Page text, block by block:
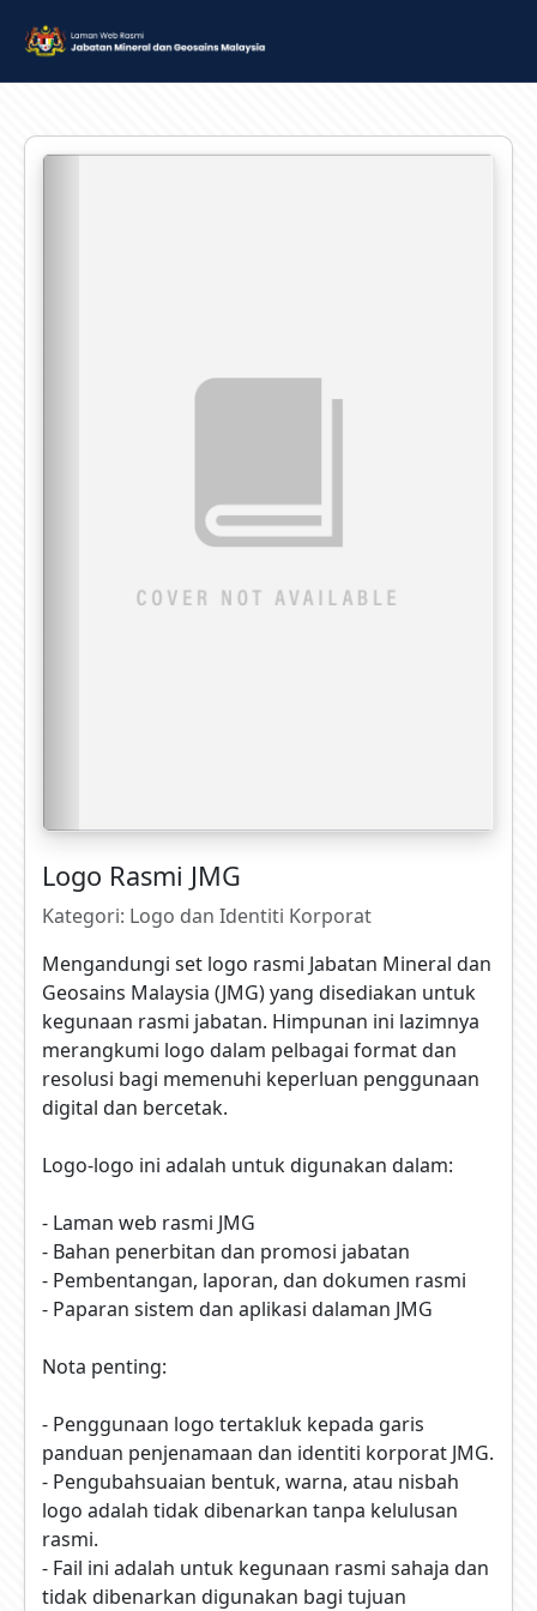
Logo Rasmi JMG
Kategori: Logo dan Identiti Korporat
Mengandungi set logo rasmi Jabatan Mineral dan
Geosains Malaysia (JMG) yang disediakan untuk
kegunaan rasmi jabatan. Himpunan ini lazimnya
merangkumi logo dalam pelbagai format dan
resolusi bagi memenuhi keperluan penggunaan
digital dan bercetak.
Logo-logo ini adalah untuk digunakan dalam:
- Laman web rasmi JMG
- Bahan penerbitan dan promosi jabatan
- Pembentangan, laporan, dan dokumen rasmi
- Paparan sistem dan aplikasi dalaman JMG
Nota penting:
- Penggunaan logo tertakluk kepada garis
panduan penjenamaan dan identiti korporat JMG.
- Pengubahsuaian bentuk, warna, atau nisbah
logo adalah tidak dibenarkan tanpa kelulusan
rasmi.
- Fail ini adalah untuk kegunaan rasmi sahaja dan
tidak dibenarkan digunakan bagi tujuan